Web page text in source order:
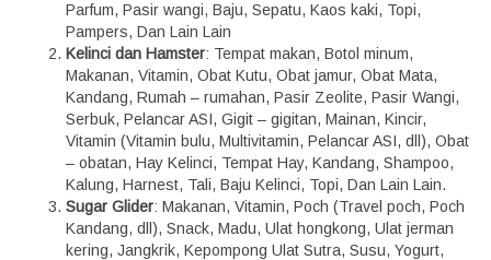
Parfum, Pasir wangi, Baju, Sepatu, Kaos kaki, Topi,
Pampers, Dan Lain Lain
Kelinci dan Hamster: Tempat makan, Botol minum,
Makanan, Vitamin, Obat Kutu, Obat jamur, Obat Mata,
Kandang, Rumah – rumahan, Pasir Zeolite, Pasir Wangi,
Serbuk, Pelancar ASI, Gigit – gigitan, Mainan, Kincir,
Vitamin (Vitamin bulu, Multivitamin, Pelancar ASI, dll), Obat
– obatan, Hay Kelinci, Tempat Hay, Kandang, Shampoo,
Kalung, Harnest, Tali, Baju Kelinci, Topi, Dan Lain Lain.
Sugar Glider: Makanan, Vitamin, Poch (Travel poch, Poch
Kandang, dll), Snack, Madu, Ulat hongkong, Ulat jerman
kering, Jangkrik, Kepompong Ulat Sutra, Susu, Yogurt,